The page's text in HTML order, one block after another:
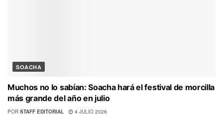
SOACHA
Muchos no lo sabían: Soacha hará el festival de morcilla
más grande del año en julio
POR STAFF EDITORIAL 4 JULIO 2026